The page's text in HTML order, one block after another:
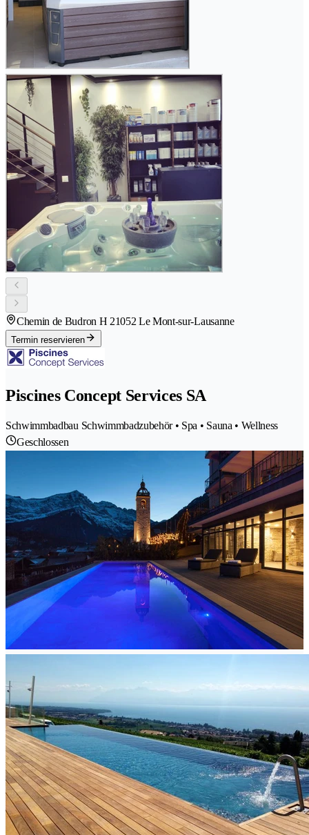
Chemin de Budron H 21052 Le Mont-sur-Lausanne
Termin reservieren
Piscines Concept Services SA
Schwimmbadbau Schwimmbadzubehör • Spa • Sauna • Wellness
Geschlossen